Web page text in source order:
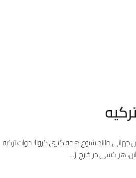
جهانی مانند شیوع همه گیری کرونا؛ دولت ترکیه
هر کسی در خارج از...